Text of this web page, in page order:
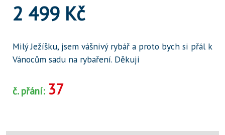
2 499 Kč
Milý Ježíšku, jsem vášnivý rybář a proto bych si přál k
Vánocům sadu na rybaření. Děkuji
č. přání: 37